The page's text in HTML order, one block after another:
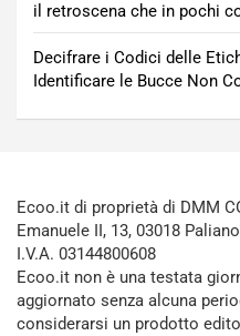
il retroscena che in pochi
Decifrare i Codici delle
Identificare le Bucce Non
Ecoo.it di proprietà di DMM
Emanuele II, 13, 03018
I.V.A. 03144800608
Ecoo.it non è una testata
aggiornato senza alcuna
considerarsi un prodotto